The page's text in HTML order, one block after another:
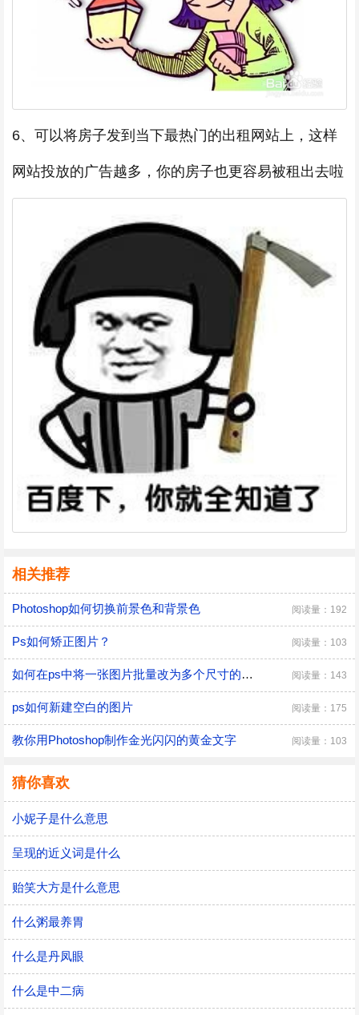
6、可以将房子发到当下最热门的出租网站上，这样
网站投放的广告越多，你的房子也更容易被租出去啦
相关推荐
Photoshop如何切换前景色和背景色 阅读量：192
Ps如何矫正图片？ 阅读量：103
如何在ps中将一张图片批量改为多个尺寸的图？ 阅读量：143
ps如何新建空白的图片 阅读量：175
教你用Photoshop制作金光闪闪的黄金文字 阅读量：103
猜你喜欢
小妮子是什么意思
呈现的近义词是什么
贻笑大方是什么意思
什么粥最养胃
什么是丹凤眼
什么是中二病